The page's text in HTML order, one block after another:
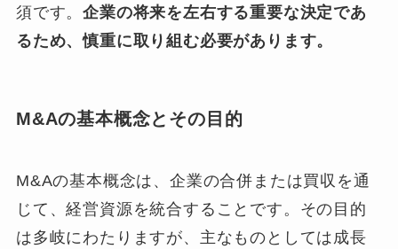
須です。企業の将来を左右する重要な決定であ
るため、慎重に取り組む必要があります。
M&Aの基本概念とその目的
M&Aの基本概念は、企業の合併または買収を通
じて、経営資源を統合することです。その目的
は多岐にわたりますが、主なものとしては成長